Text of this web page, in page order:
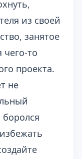
из своей
занятое
чего-то
проекта.
не
боролся